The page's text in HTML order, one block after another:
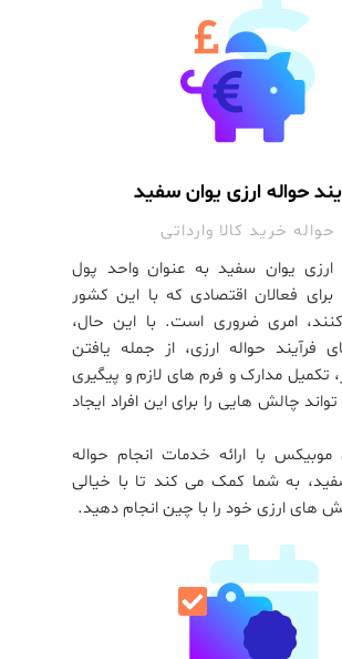
حواله ارزی یوان سفید
حواله خرید کالا وارداتی
ارزی یوان سفید به عنوان واحد پول
فعالان اقتصادی که با این کشور
امری ضروری است. با این حال،
فرآیند حواله ارزی، از جمله یافتن
تکمیل مدارک و فرم های لازم و پیگیری
چالش هایی را برای این افراد ایجاد
با ارائه خدمات انجام حواله
به شما کمک می کند تا با خیالی
های ارزی خود را با چین انجام دهید.